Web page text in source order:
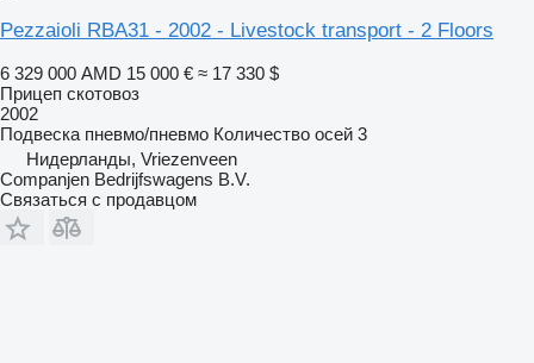
Pezzaioli RBA31 - 2002 - Livestock transport - 2 Floors
6 329 000 AMD 15 000 € ≈ 17 330 $
Прицеп скотовоз
2002
Подвеска пневмо/пневмо Количество осей 3
Нидерланды, Vriezenveen
Companjen Bedrijfswagens B.V.
Связаться с продавцом